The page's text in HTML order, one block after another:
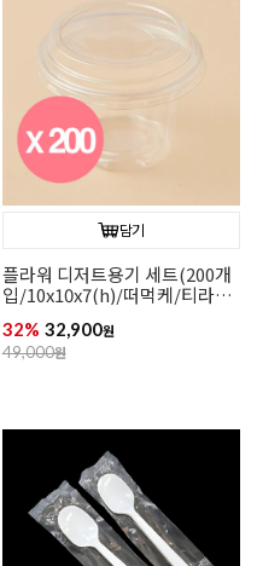
담기
플라워 디저트용기 세트(200개
입/10x10x7(h)/떠먹케/티라미
32% 32,900원
49,000원